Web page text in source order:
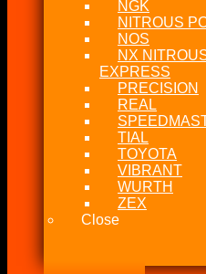
NGK
NITROUS
NOS
NX
EXPRESS
PRECISION
REAL
TIAL
TOYOTA
VIBRANT
WURTH
ZEX
Close